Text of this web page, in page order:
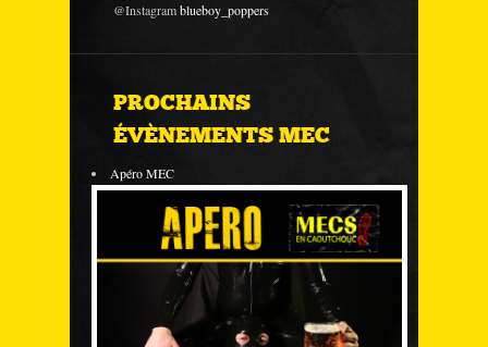
@Instagramblueboy_poppers
PROCHAINS
ÉVÈNEMENTS MEC
Apéro MEC